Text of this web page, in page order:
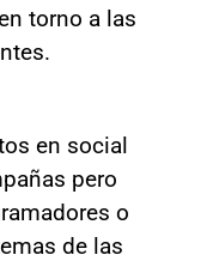
torno a las
en social
pero
o
de las